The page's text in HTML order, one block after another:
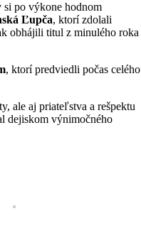
si po výkone hodnom
Ľupča, ktorí zdolali
obhájili titul z minulého roka
, ktorí predviedli počas celého
ale aj priateľstva a rešpektu
dejiskom výnimočného